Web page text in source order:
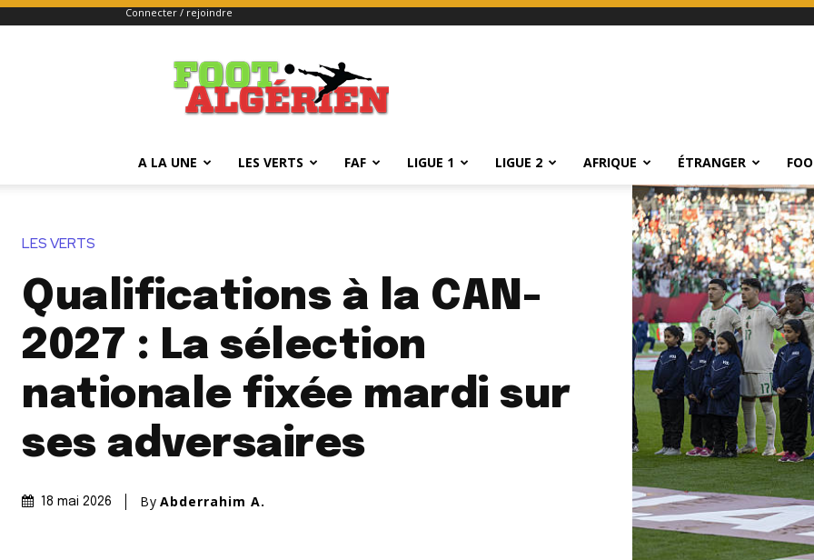
Connecter / rejoindre
FOOTALGERIEN
A LA UNE LES VERTS FAF LIGUE 1 LIGUE 2 AFRIQUE ÉTRANGER
LES VERTS
Qualifications à la CAN-
2027 : La sélection
nationale fixée mardi sur
ses adversaires
18 mai 2026 By Abderrahim A.